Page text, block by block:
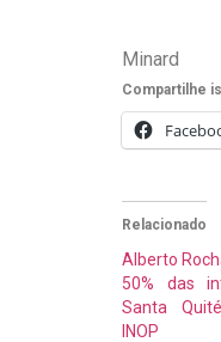
Minard
Compartilhe
Relacionado
Alberto
50% das
Santa
INOP